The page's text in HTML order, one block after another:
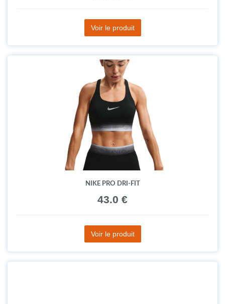
Voir le produit
NIKE PRO DRI-FIT
43.0 €
Voir le produit